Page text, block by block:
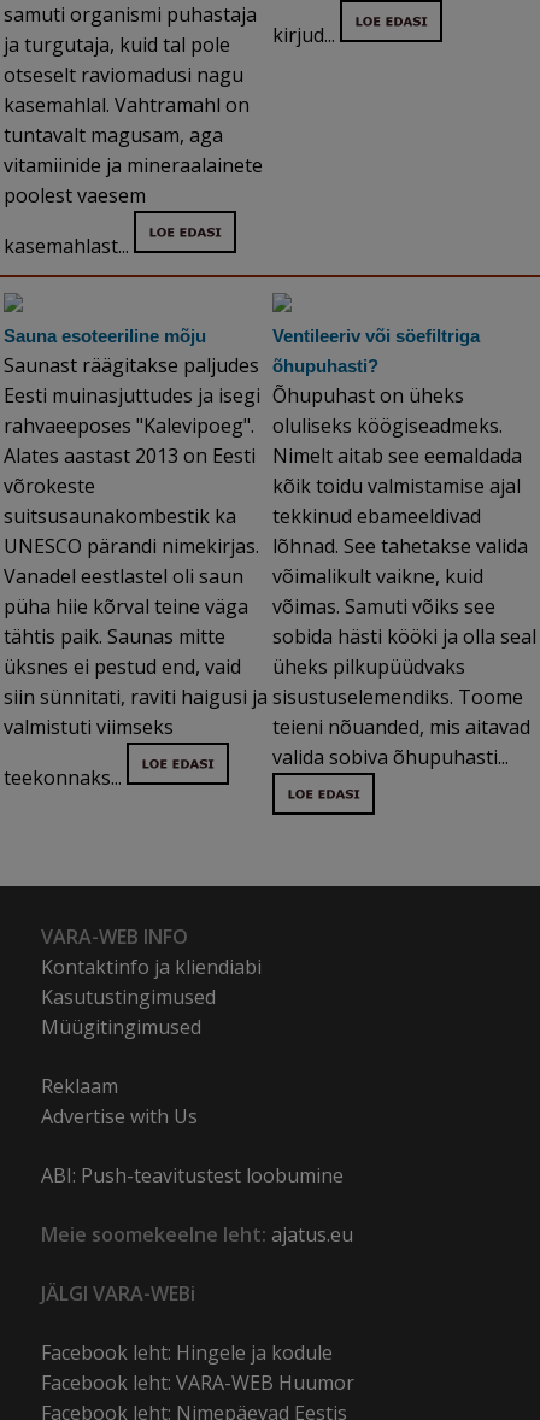
samuti organismi puhastaja
ja turgutaja, kuid tal pole
otseselt raviomadusi nagu
kasemahlal. Vahtramahl on
tuntavalt magusam, aga
vitamiinide ja mineraalainete
poolest vaesem
kasemahlast...
kirjud...
Sauna esoteeriline mõju
Saunast räägitakse paljudes
Eesti muinasjuttudes ja isegi
rahvaeeposes "Kalevipoeg".
Alates aastast 2013 on Eesti
võrokeste
suitsusaunakombestik ka
UNESCO pärandi nimekirjas.
Vanadel eestlastel oli saun
püha hiie kõrval teine väga
tähtis paik. Saunas mitte
üksnes ei pestud end, vaid
siin sünnitati, raviti haigusi ja
valmistuti viimseks
teekonnaks...
Ventileeriv või söefiltriga
õhupuhasti?
Õhupuhast on üheks
oluliseks köögiseadmeks.
Nimelt aitab see eemaldada
kõik toidu valmistamise ajal
tekkinud ebameeldivad
lõhnad. See tahetakse valida
võimalikult vaikne, kuid
võimas. Samuti võiks see
sobida hästi kööki ja olla seal
üheks pilkupüüdvaks
sisustuselemendiks. Toome
teieni nõuanded, mis aitavad
valida sobiva õhupuhasti...
VARA-WEB INFO
Kontaktinfo ja kliendiabi
Kasutustingimused
Müügitingimused
Reklaam
Advertise with Us
ABI: Push-teavitustest loobumine
Meie soomekeelne leht: ajatus.eu
JÄLGI VARA-WEBi
Facebook leht: Hingele ja kodule
Facebook leht: VARA-WEB Huumor
Facebook leht: Nimepäevad Eestis